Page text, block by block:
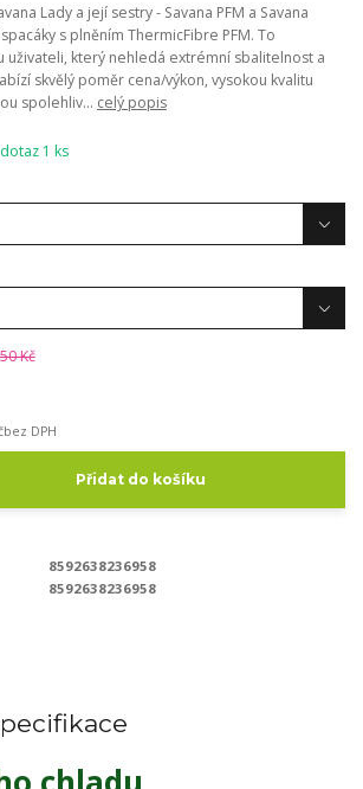
Lady a její sestry - Savana PFM a Savana
s plněním ThermicFibre PFM. To
uživateli, který nehledá extrémní sbalitelnost a
skvělý poměr cena/výkon, vysokou kvalitu
spolehliv... celý popis
1 ks
Kč
bez DPH
Přidat do košíku
8592638236958
8592638236958